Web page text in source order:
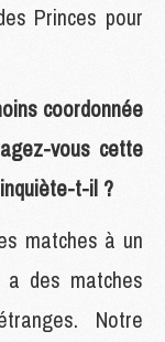
Princes pour
coordonnée
vous cette
t-il ?
matches à un
des matches
Notre